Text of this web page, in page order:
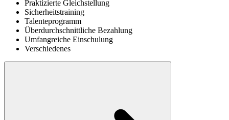
Praktizierte Gleichstellung
Sicherheitstraining
Talenteprogramm
Überdurchschnittliche Bezahlung
Umfangreiche Einschulung
Verschiedenes